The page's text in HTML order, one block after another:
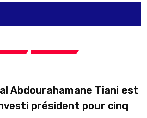
Politique
Abdourahamane Tiani est
président pour cinq